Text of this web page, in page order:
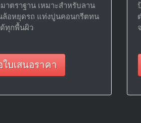
ตราฐาน เหมาะสำหรับลาน
ล้อหยุดรถ แท่งปูนคอนกรีตทน
ทุกพื้นผิว
บเสนอราคา